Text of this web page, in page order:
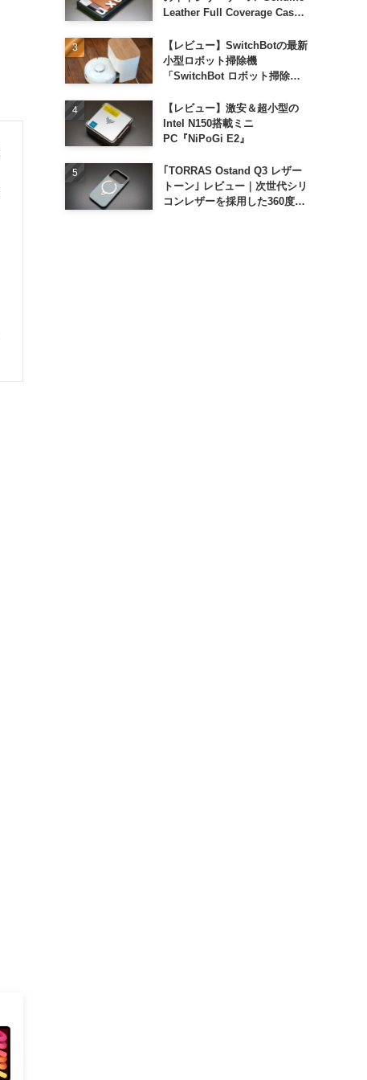
Leather Full Coverage Case
【レビュー】SwitchBotの最新
小型ロボット掃除機
「SwitchBot ロボット掃除機
【レビュー】激安＆超小型の
Intel N150搭載ミニ
PC『NiPoGi E2』
｢TORRAS Ostand Q3 レザー
トーン｣ レビュー｜次世代シリ
コンレザーを採用した360度回